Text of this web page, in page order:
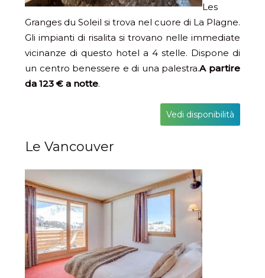
Les
Granges du Soleil si trova nel cuore di La Plagne.
Gli impianti di risalita si trovano nelle immediate
vicinanze di questo hotel a 4 stelle. Dispone di
un centro benessere e di una palestra.A partire
da 123 € a notte.
Vedi disponibilità
Le Vancouver